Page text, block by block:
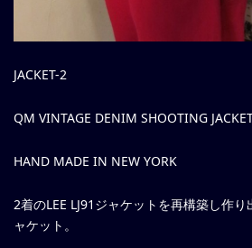
JACKET-2
QM VINTAGE DENIM SHOOTING
HAND MADE IN NEW YORK
2着のLEE LJ91ジャケットを再構築し作
ャケット。